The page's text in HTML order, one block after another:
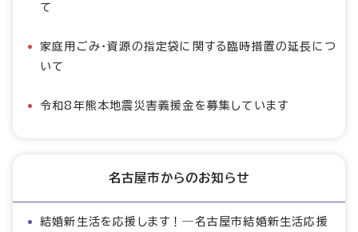
て
家庭用ごみ・資源の指定袋に関する臨時措置の延長につ
いて
令和8年熊本地震災害義援金を募集しています
名古屋市からのお知らせ
結婚新生活を応援します！―名古屋市結婚新生活応援